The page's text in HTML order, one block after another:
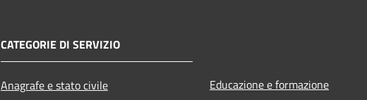
CATEGORIE DI SERVIZIO
Anagrafe e stato civile
Educazione e formazione